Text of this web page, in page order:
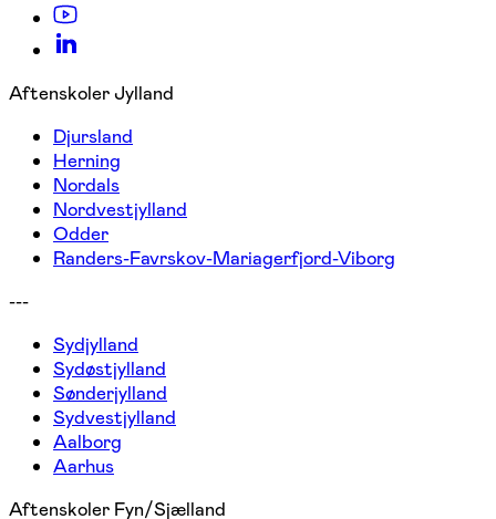
Aftenskoler Jylland
Djursland
Herning
Nordals
Nordvestjylland
Odder
Randers-Favrskov-Mariagerfjord-Viborg
---
Sydjylland
Sydøstjylland
Sønderjylland
Sydvestjylland
Aalborg
Aarhus
Aftenskoler Fyn/Sjælland